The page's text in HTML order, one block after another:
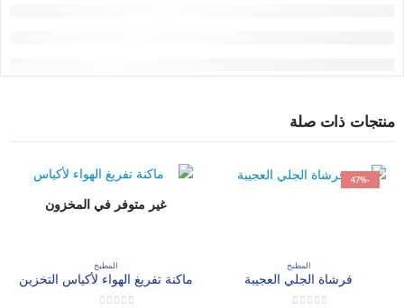
منتجات ذات صلة
-47%
المطبخ
فرشاة الجلي العجيبة
غير متوفر في المخزون
المطبخ
ماكنة تفريغ الهواء لأكياس التخزين